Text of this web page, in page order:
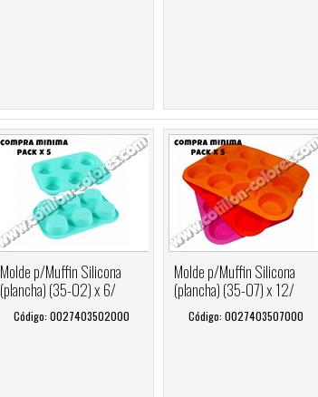
Molde p/Muffin Silicona
(plancha) (35-02) x 6/
Código: 0027403502000
Molde p/Muffin Silicona
(plancha) (35-07) x 12/
Código: 0027403507000